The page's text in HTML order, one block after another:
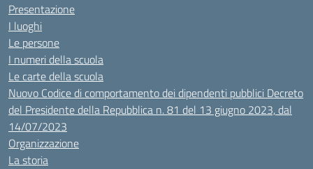
Presentazione
I luoghi
Le persone
I numeri della scuola
Le carte della scuola
Nuovo Codice di comportamento dei dipendenti pubblici Decreto
del Presidente della Repubblica n. 81 del 13 giugno 2023, dal
14/07/2023
Organizzazione
La storia